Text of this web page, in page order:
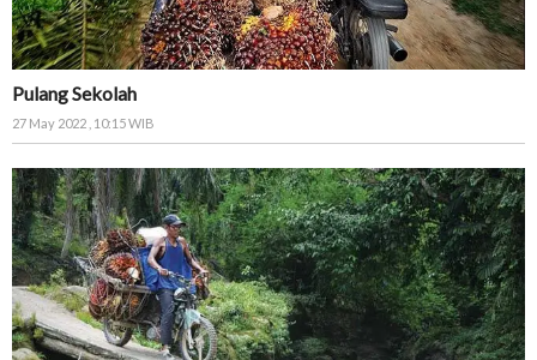
Pulang Sekolah
27 May 2022 , 10:15 WIB